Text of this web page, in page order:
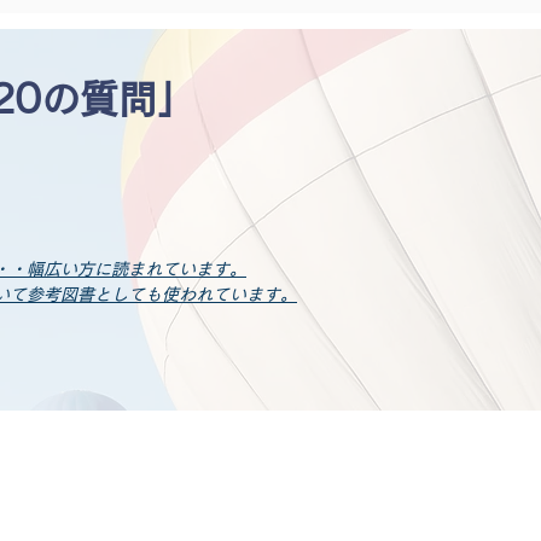
の質問」
・ 幅広い方に読まれています。
て参考図書としても使われています。